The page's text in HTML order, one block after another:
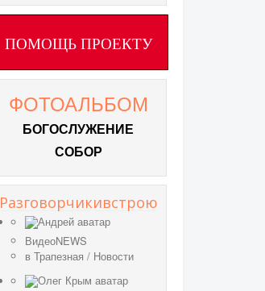
ПОМОЩЬ ПРОЕКТУ
ФОТОАЛЬБОМ
БОГОСЛУЖЕНИЕ
СОБОР
Разговорчикивстрою
ВидеоNEWS
в Трапезная / Новости